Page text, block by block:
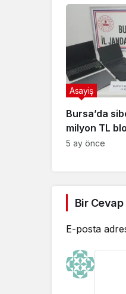
Bursa’da
milyon TL
Asayiş
5 ay önce
Bir Cevap
E-posta